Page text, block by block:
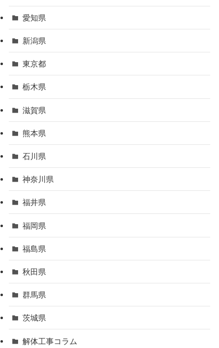
愛知県
新潟県
東京都
栃木県
滋賀県
熊本県
石川県
神奈川県
福井県
福岡県
福島県
秋田県
群馬県
茨城県
解体工事コラム